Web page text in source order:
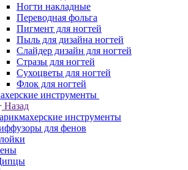
Ногти накладные
Переводная фольга
Пигмент для ногтей
Пыль для дизайна ногтей
Слайдер дизайн для ногтей
Стразы для ногтей
Сухоцветы для ногтей
Флок для ногтей
инструменты
Назад
инструменты
для фенов